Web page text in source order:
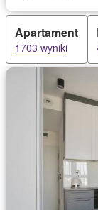
Apartament
1703 wyniki